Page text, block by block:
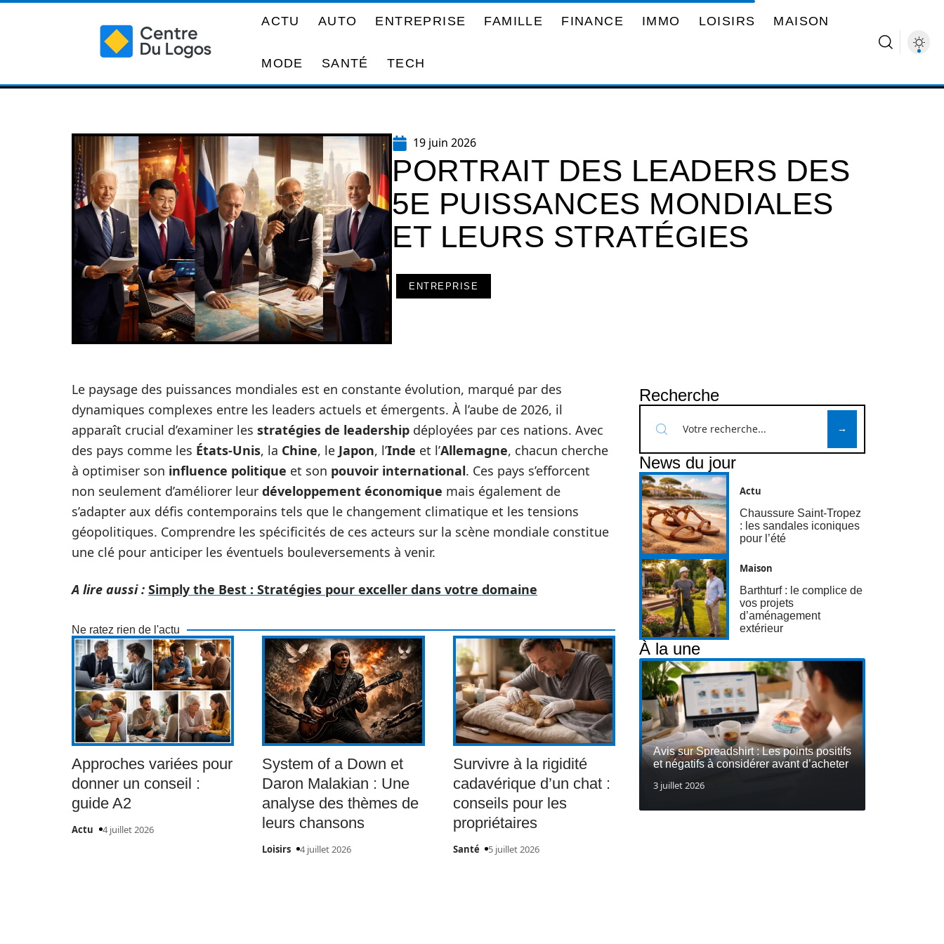
ACTU AUTO ENTREPRISE FAMILLE FINANCE IMMO LOISIRS MAISON
MODE SANTÉ TECH
19 juin 2026
PORTRAIT DES LEADERS DES
5E PUISSANCES MONDIALES
ET LEURS STRATÉGIES
ENTREPRISE
Le paysage des puissances mondiales est en constante évolution, marqué par des
dynamiques complexes entre les leaders actuels et émergents. À l’aube de 2026, il
apparaît crucial d’examiner les stratégies de leadership déployées par ces nations. Avec
des pays comme les États-Unis, la Chine, le Japon, l’Inde et l’Allemagne, chacun cherche
à optimiser son influence politique et son pouvoir international. Ces pays s’efforcent
non seulement d’améliorer leur développement économique mais également de
s’adapter aux défis contemporains tels que le changement climatique et les tensions
géopolitiques. Comprendre les spécificités de ces acteurs sur la scène mondiale constitue
une clé pour anticiper les éventuels bouleversements à venir.
A lire aussi : Simply the Best : Stratégies pour exceller dans votre domaine
Ne ratez rien de l'actu
Approches variées pour
donner un conseil :
guide A2
Actu 4 juillet 2026
System of a Down et
Daron Malakian : Une
analyse des thèmes de
leurs chansons
Loisirs 4 juillet 2026
Survivre à la rigidité
cadavérique d’un chat :
conseils pour les
propriétaires
Santé 5 juillet 2026
Recherche
News du jour
Actu
Chaussure Saint-Tropez
: les sandales iconiques
pour l’été
Maison
Barthturf : le complice de
vos projets
d’aménagement
extérieur
À la une
Avis sur Spreadshirt : Les points positifs
et négatifs à considérer avant d’acheter
3 juillet 2026